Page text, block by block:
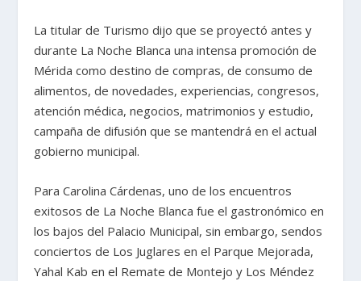
La titular de Turismo dijo que se proyectó antes y
durante La Noche Blanca una intensa promoción de
Mérida como destino de compras, de consumo de
alimentos, de novedades, experiencias, congresos,
atención médica, negocios, matrimonios y estudio,
campaña de difusión que se mantendrá en el actual
gobierno municipal.
Para Carolina Cárdenas, uno de los encuentros
exitosos de La Noche Blanca fue el gastronómico en
los bajos del Palacio Municipal, sin embargo, sendos
conciertos de Los Juglares en el Parque Mejorada,
Yahal Kab en el Remate de Montejo y Los Méndez